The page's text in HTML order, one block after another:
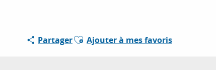
PartagerAjouter aux favoris
Ajouter à mes favoris